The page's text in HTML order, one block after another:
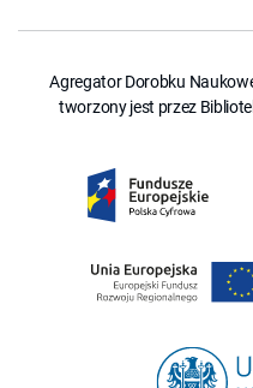
Agregator Dorobku
tworzony jest przez